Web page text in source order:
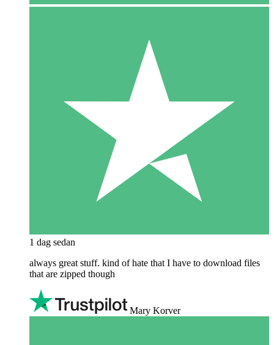
1 dag sedan
always great stuff. kind of hate that I have to download files
that are zipped though
Mary Korver